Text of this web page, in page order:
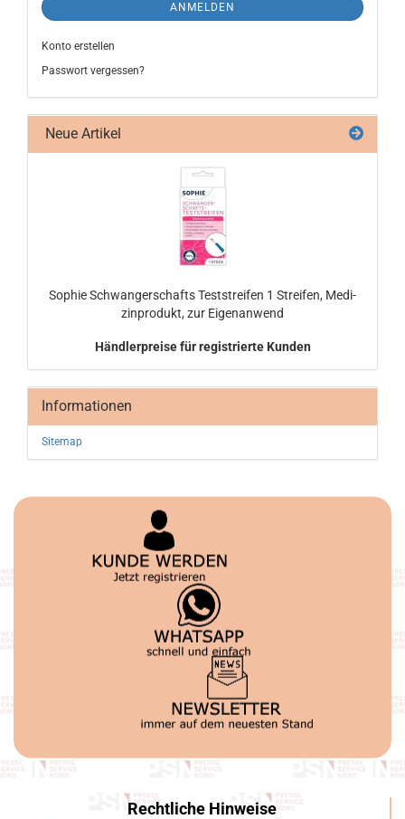
ANMELDEN
Konto erstellen
Passwort vergessen?
Neue Artikel
So­phie Schwan­ger­schafts Test­strei­fen 1 Strei­fen, Me­di­
zin­pro­dukt, zur Ei­gen­an­wend
Händlerpreise für registrierte Kunden
Informationen
Sitemap
Rechtliche Hinweise